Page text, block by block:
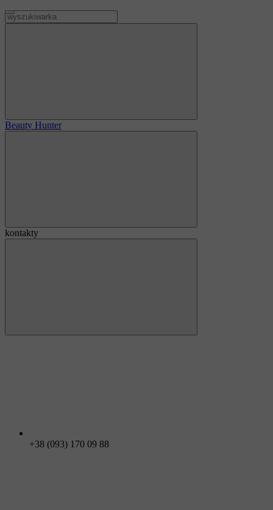
Beauty Hunter
kontakty
+38 (093) 170 09 88